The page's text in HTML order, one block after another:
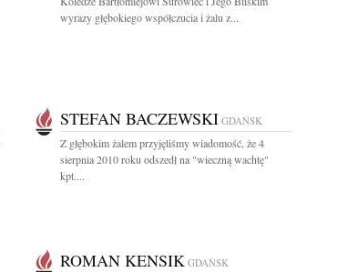
wyrazy głębokiego współczucia i żalu z...
STEFAN BACZEWSKI GDAŃSK
Z głębokim żalem przyjęliśmy wiadomość, że 4
sierpnia 2010 roku odszedł na "wieczną wachtę"
kpt....
ROMAN KENSIK GDAŃSK